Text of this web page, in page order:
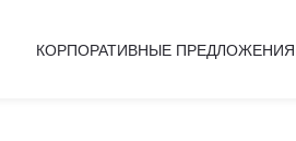
КОРПОРАТИВНЫЕ ПРЕДЛОЖЕНИЯ